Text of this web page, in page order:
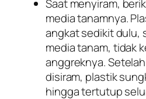
Saat menyiram,
media tanamnya.
angkat sedikit dulu,
media tanam, tidak
anggreknya.
disiram, plastik
hingga tertutup